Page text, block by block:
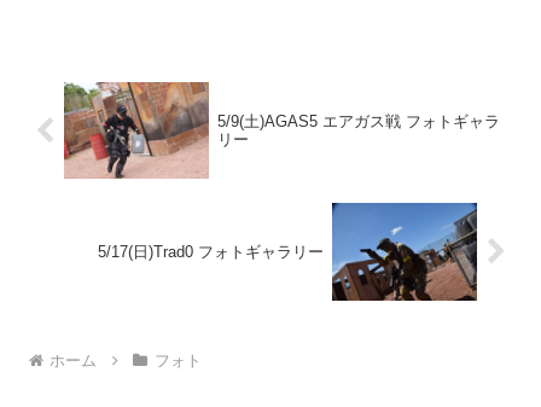
5/9(土)AGAS5 エアガス戦 フォトギャラ
リー
5/17(日)Trad0 フォトギャラリー
ホーム フォト